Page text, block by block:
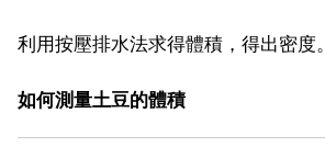
利用按壓排水法求得體積，得出密度。
如何測量土豆的體積